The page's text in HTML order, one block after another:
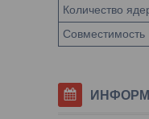
Количество
Совместимость